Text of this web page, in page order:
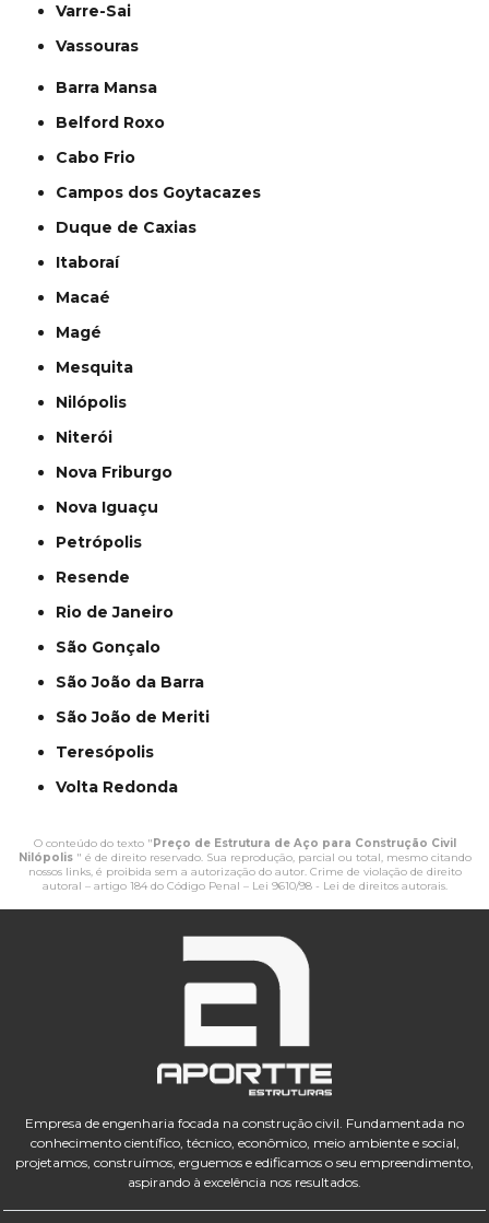
Varre-Sai
Vassouras
Barra Mansa
Belford Roxo
Cabo Frio
Campos dos Goytacazes
Duque de Caxias
Itaboraí
Macaé
Magé
Mesquita
Nilópolis
Niterói
Nova Friburgo
Nova Iguaçu
Petrópolis
Resende
Rio de Janeiro
São Gonçalo
São João da Barra
São João de Meriti
Teresópolis
Volta Redonda
O conteúdo do texto " Preço de Estrutura de Aço para Construção Civil
Nilópolis " é de direito reservado. Sua reprodução, parcial ou total, mesmo citando
nossos links, é proibida sem a autorização do autor. Crime de violação de direito
autoral – artigo 184 do Código Penal – Lei 9610/98 - Lei de direitos autorais.
Empresa de engenharia focada na construção civil. Fundamentada no
conhecimento científico, técnico, econômico, meio ambiente e social,
projetamos, construímos, erguemos e edificamos o seu empreendimento,
aspirando à excelência nos resultados.